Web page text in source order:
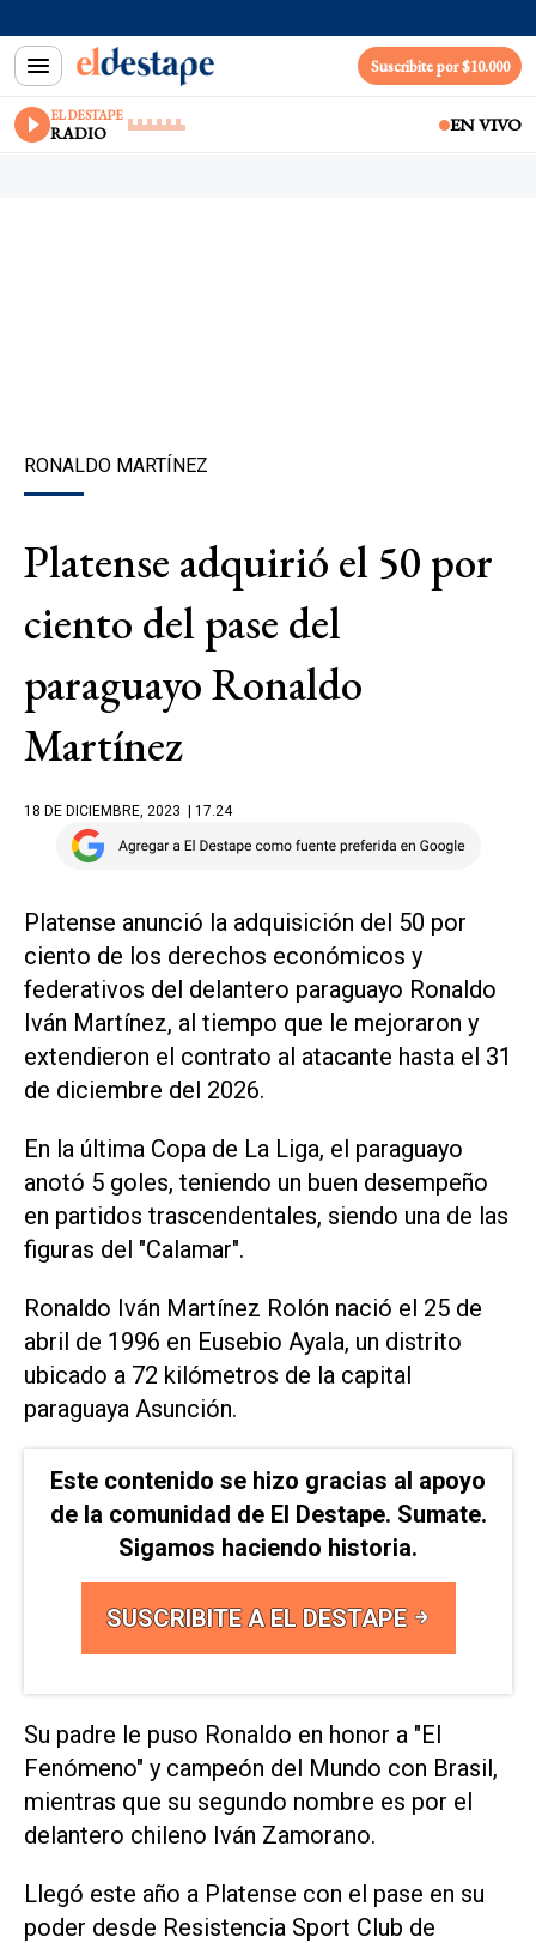
Suscribite por $10.000
EL DESTAPE
RADIO EN VIVO
RONALDO MARTÍNEZ
Platense adquirió el 50 por
ciento del pase del
paraguayo Ronaldo
Martínez
18 DE DICIEMBRE, 2023 | 17.24
Platense anunció la adquisición del 50 por
ciento de los derechos económicos y
federativos del delantero paraguayo Ronaldo
Iván Martínez, al tiempo que le mejoraron y
extendieron el contrato al atacante hasta el 31
de diciembre del 2026.
En la última Copa de La Liga, el paraguayo
anotó 5 goles, teniendo un buen desempeño
en partidos trascendentales, siendo una de las
figuras del "Calamar".
Ronaldo Iván Martínez Rolón nació el 25 de
abril de 1996 en Eusebio Ayala, un distrito
ubicado a 72 kilómetros de la capital
paraguaya Asunción.
Este contenido se hizo gracias al apoyo
de la comunidad de El Destape. Sumate.
Sigamos haciendo historia.
SUSCRIBITE A EL DESTAPE
Su padre le puso Ronaldo en honor a "El
Fenómeno" y campeón del Mundo con Brasil,
mientras que su segundo nombre es por el
delantero chileno Iván Zamorano.
Llegó este año a Platense con el pase en su
poder desde Resistencia Sport Club de